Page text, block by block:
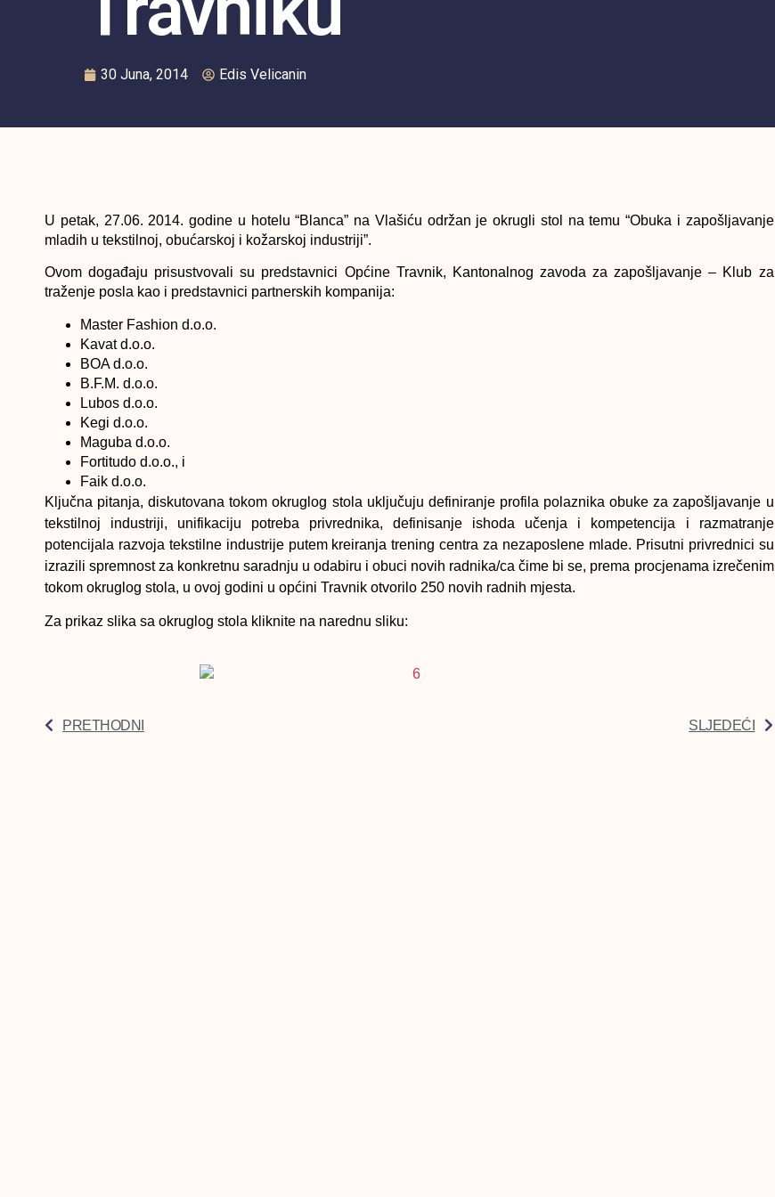
30 Juna, 2014 Edis Velicanin
U petak, 27.06. 2014. godine u hotelu “Blanca” na Vlašiću održan je okrugli stol na temu “Obuka i zapošljavanje
mladih u tekstilnoj, obućarskoj i kožarskoj industriji”.
Ovom događaju prisustvovali su predstavnici Općine Travnik, Kantonalnog zavoda za zapošljavanje – Klub za
traženje posla kao i predstavnici partnerskih kompanija:
Master Fashion d.o.o.
Kavat d.o.o.
BOA d.o.o.
B.F.M. d.o.o.
Lubos d.o.o.
Kegi d.o.o.
Maguba d.o.o.
Fortitudo d.o.o., i
Faik d.o.o.
Ključna pitanja, diskutovana tokom okruglog stola uključuju definiranje profila polaznika obuke za zapošljavanje u
tekstilnoj industriji, unifikaciju potreba privrednika, definisanje ishoda učenja i kompetencija i razmatranje
potencijala razvoja tekstilne industrije putem kreiranja trening centra za nezaposlene mlade. Prisutni privrednici su
izrazili spremnost za konkretnu saradnju u odabiru i obuci novih radnika/ca čime bi se, prema procjenama izrečenim
tokom okruglog stola, u ovoj godini u općini Travnik otvorilo 250 novih radnih mjesta.
Za prikaz slika sa okruglog stola kliknite na narednu sliku:
PRETHODNI SLJEDEĆI